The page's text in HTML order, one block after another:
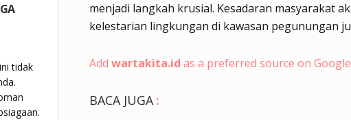
menjadi langkah krusial. Kesadaran masyarakat
kelestarian lingkungan di kawasan pegunungan
Add wartakita.id as a preferred source on Google
BACA JUGA :
tidak